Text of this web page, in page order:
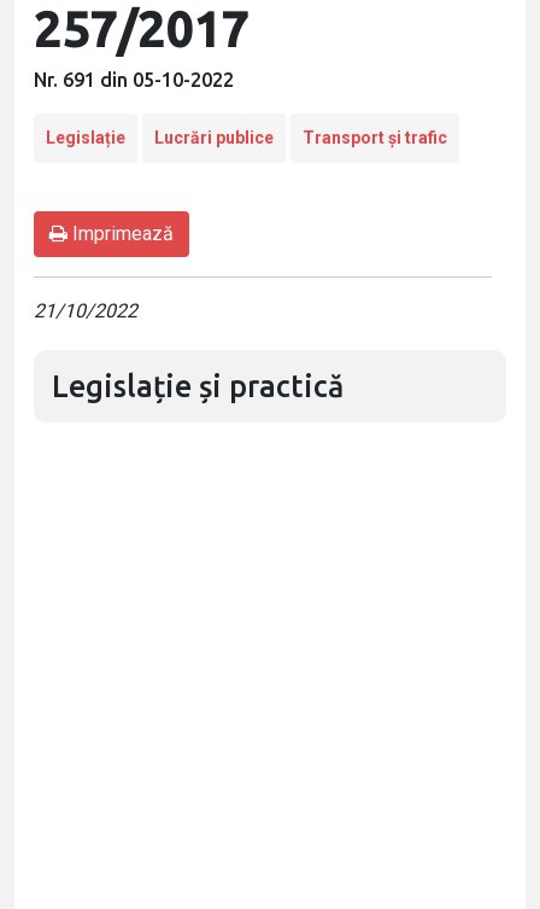
257/2017
Nr. 691 din 05-10-2022
Legislație Lucrări publice Transport și trafic
Imprimează
21/10/2022
Legislație și practică